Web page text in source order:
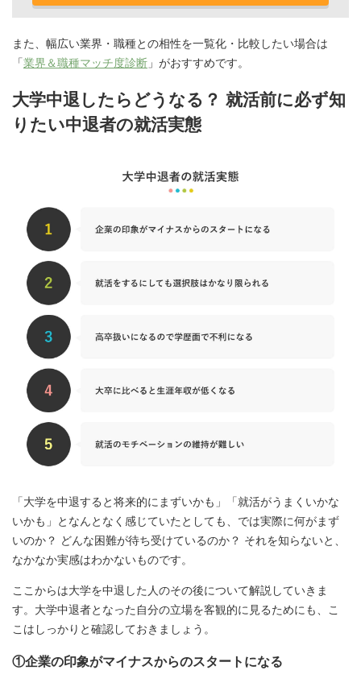
また、幅広い業界・職種との相性を一覧化・比較したい場合は
「業界＆職種マッチ度診断 」がおすすめです。
大学中退したらどうなる？ 就活前に必ず知
りたい中退者の就活実態
「大学を中退すると将来的にまずいかも」「就活がうまくいかな
いかも」となんとなく感じていたとしても、では実際に何がまず
いのか？ どんな困難が待ち受けているのか？ それを知らないと、
なかなか実感はわかないものです。
ここからは大学を中退した人のその後について解説していきま
す。大学中退者となった自分の立場を客観的に見るためにも、こ
こはしっかりと確認しておきましょう。
①企業の印象がマイナスからのスタートになる